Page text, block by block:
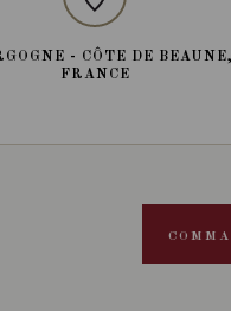
- CÔTE DE BEAUNE,
FRANCE